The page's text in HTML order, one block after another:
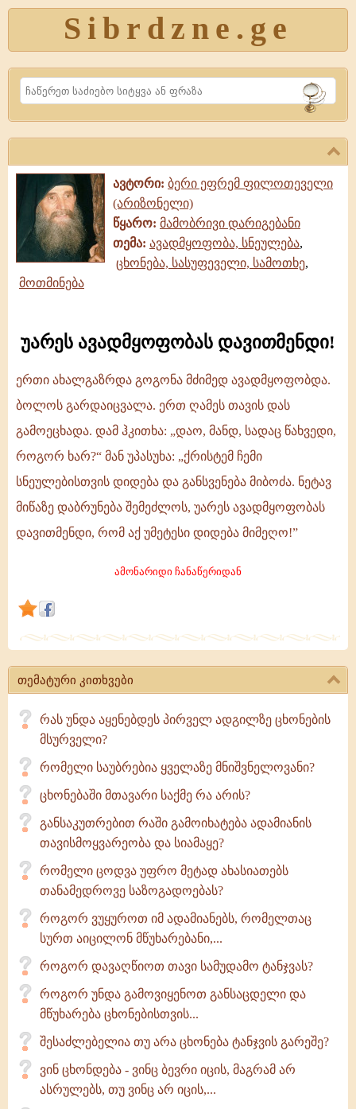
Sibrdzne.ge
Search
ავტორი: ბერი ეფრემ ფილოთეველი
(არიზონელი)
წყარო: მამობრივი დარიგებანი
თემა: ავადმყოფობა, სნეულება,
ცხონება, სასუფეველი, სამოთხე,
მოთმინება
უარეს ავადმყოფობას დავითმენდი!
ერთი ახალგაზრდა გოგონა მძიმედ ავადმყოფობდა.
ბოლოს გარდაიცვალა. ერთ ღამეს თავის დას
გამოეცხადა. დამ ჰკითხა: „დაო, მანდ, სადაც წახვედი,
როგორ ხარ?“ მან უპასუხა: „ქრისტემ ჩემი
სნეულებისთვის დიდება და განსვენება მიბოძა. ნეტავ
მიწაზე დაბრუნება შემეძლოს, უარეს ავადმყოფობას
დავითმენდი, რომ აქ უმეტესი დიდება მიმეღო!”
ამონარიდი ჩანაწერიდან
თემატური კითხვები
რას უნდა აყენებდეს პირველ ადგილზე ცხონების
მსურველი?
რომელი საუბრებია ყველაზე მნიშვნელოვანი?
ცხონებაში მთავარი საქმე რა არის?
განსაკუთრებით რაში გამოიხატება ადამიანის
თავისმოყვარეობა და სიამაყე?
რომელი ცოდვა უფრო მეტად ახასიათებს
თანამედროვე საზოგადოებას?
როგორ ვუყუროთ იმ ადამიანებს, რომელთაც
სურთ აიცილონ მწუხარებანი,...
როგორ დავაღწიოთ თავი სამუდამო ტანჯვას?
როგორ უნდა გამოვიყენოთ განსაცდელი და
მწუხარება ცხონებისთვის...
შესაძლებელია თუ არა ცხონება ტანჯვის გარეშე?
ვინ ცხონდება - ვინც ბევრი იცის, მაგრამ არ
ასრულებს, თუ ვინც არ იცის,...